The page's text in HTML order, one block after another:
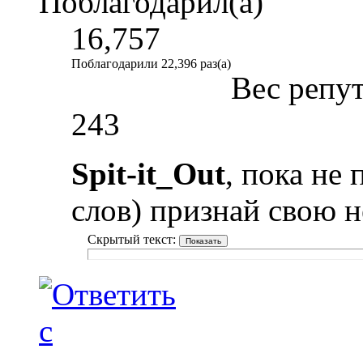
16,757
Поблагодарили 22,396 раз(а)
Вес
243
Spit-it_Out, пока не
слов) признай свою
Скрытый текст: